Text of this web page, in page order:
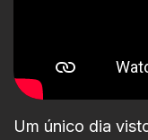
Um único dia